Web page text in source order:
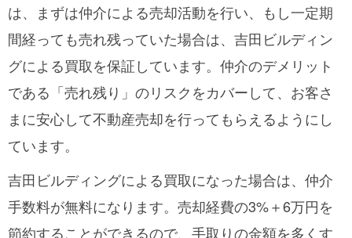
は、まずは仲介による売却活動を行い、もし一定期
間経っても売れ残っていた場合は、吉田ビルディン
グによる買取を保証しています。仲介のデメリット
である「売れ残り」のリスクをカバーして、お客さ
まに安心して不動産売却を行ってもらえるようにし
ています。
吉田ビルディングによる買取になった場合は、仲介
手数料が無料になります。売却経費の3%＋6万円を
節約することができるので、手取りの金額を多くす